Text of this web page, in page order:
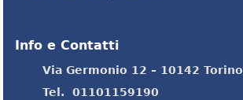
Info e Contatti
Via Germonio 12 – 10142 Torino
Tel. 01101159190